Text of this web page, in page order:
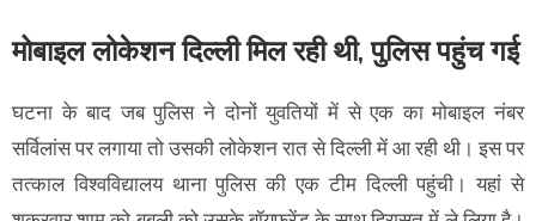
मोबाइल लोकेशन दिल्ली मिल रही थी, पुलिस पहुंच गई
घटना के बाद जब पुलिस ने दोनों युवतियों में से एक का मोबाइल नंबर
सर्विलांस पर लगाया तो उसकी लोकेशन रात से दिल्ली में आ रही थी। इस पर
तत्काल विश्वविद्यालय थाना पुलिस की एक टीम दिल्ली पहुंची। यहां से